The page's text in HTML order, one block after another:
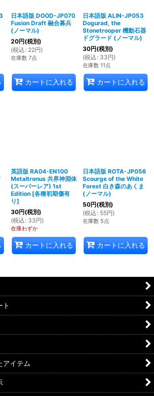
日本語版 DOOD-JP070
Fusion Draft 融合募兵
(ノーマル)
20円(税別)
(税込 : 22円)
在庫数 7点
カートに入れる
日本語版 ALIN-JP053
Dogurad, the
Stonetrooper 機動石器
ドグラード (ノーマル)
30円(税別)
(税込 : 33円)
在庫数 11点
カートに入れる
英語版 RA04-EN100
Metaltronus 共界神淵体
(スーパーレア) 1st
Edition [各種初期傷有
り]
30円(税別)
(税込 : 33円)
在庫わずか
カートに入れる
日本語版 ROTA-JP056
Scourge of the White
Forest 白き森のあくま
(ノーマル)
50円(税別)
(税込 : 55円)
在庫数 5点
カートに入れる
ト
アイテム